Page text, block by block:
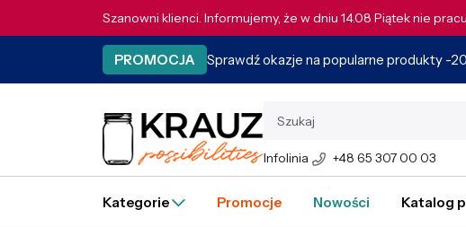
Szanowni klienci. Informujemy, że w dniu 14.08 Piątek nie
PROMOCJA Sprawdź okazje na popularne produkty -
Infolinia +48 65 307 00 03
Kategorie Promocje Nowości Katalog